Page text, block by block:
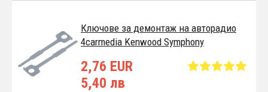
Ключове за демонтаж на авторадио
4carmedia Kenwood Symphony
2,76 EUR
5,40 лв